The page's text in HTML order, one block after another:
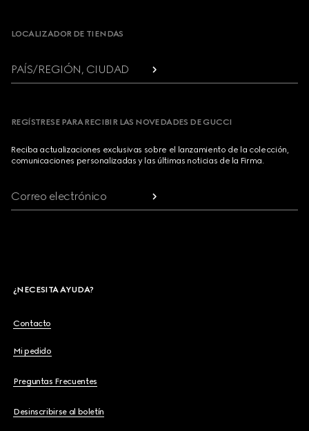
LOCALIZADOR DE TIENDAS
PAÍS/REGIÓN, CIUDAD
REGÍSTRESE PARA RECIBIR LAS NOVEDADES DE GUCCI
Reciba actualizaciones exclusivas sobre el lanzamiento de la colección,
comunicaciones personalizadas y las últimas noticias de la Firma.
Correo electrónico
¿NECESITA AYUDA?
Contacto
Mi pedido
Preguntas Frecuentes
Desinscribirse al boletín